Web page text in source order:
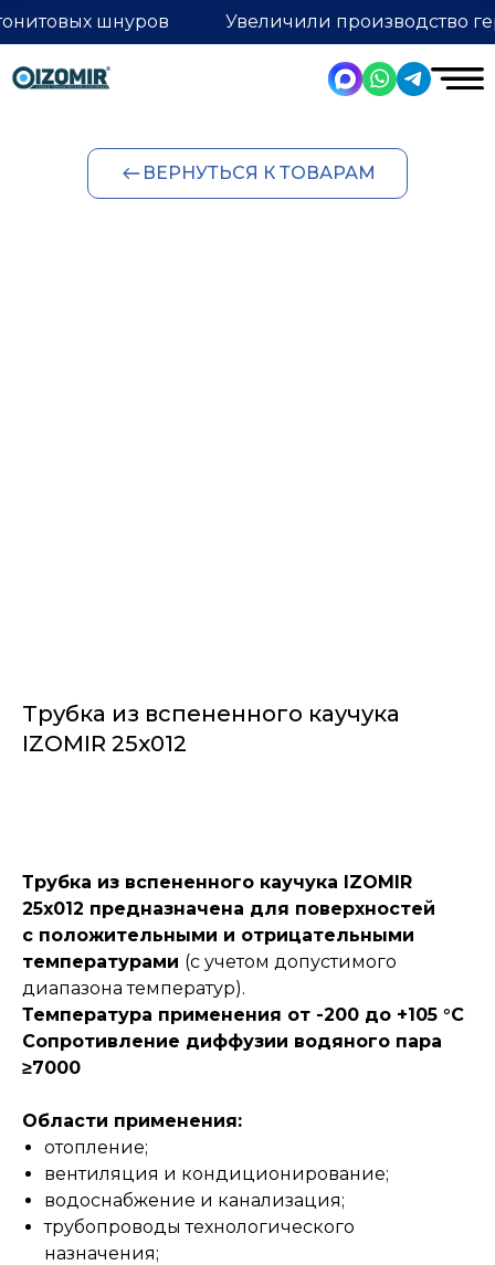
Увеличили производство
шнуров
ВЕРНУТЬСЯ К ТОВАРАМ
Трубка из вспененного каучука
IZOMIR 25x012
Трубка из вспененного каучука IZOMIR
25x012 предназначена для поверхностей
с положительными и отрицательными
температурами (с учетом допустимого
диапазона температур).
Температура применения от -200 до +105 °С
Сопротивление диффузии водяного пара
≥7000
Области применения:
отопление;
вентиляция и кондиционирование;
водоснабжение и канализация;
трубопроводы технологического
назначения;